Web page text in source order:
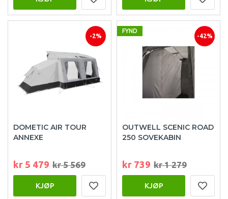
-2%
DOMETIC AIR TOUR
ANNEXE
kr 5 479 kr 5 569
KJØP
FYND
-42%
OUTWELL SCENIC ROAD
250 SOVEKABIN
kr 739 kr 1 279
KJØP